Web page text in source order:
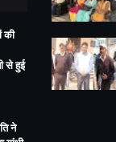
की
से हुई
ने